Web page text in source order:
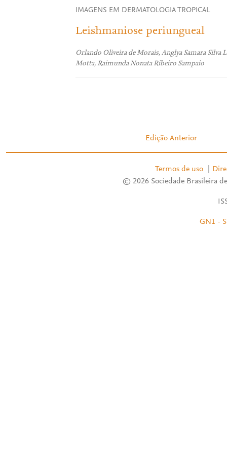
IMAGENS EM DERMATOLOGIA TROPICAL
Leishmaniose periungueal
Orlando Oliveira de Morais, Anglya Samara Silva
Motta, Raimunda Nonata Ribeiro Sampaio
Edição Anterior
Termos de uso
© 2026 Sociedade Brasileira
GN1 -